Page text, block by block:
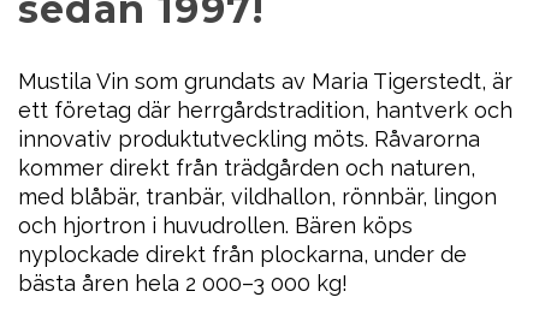
Mustila Vin som grundats av Maria Tigerstedt, är
ett företag där herrgårdstradition, hantverk och
innovativ produktutveckling möts. Råvarorna
kommer direkt från trädgården och naturen,
med blåbär, tranbär, vildhallon, rönnbär, lingon
och hjortron i huvudrollen. Bären köps
nyplockade direkt från plockarna, under de
bästa åren hela 2 000–3 000 kg!